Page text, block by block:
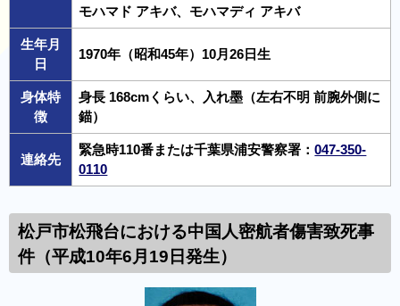
モハマド アキバ、モハマディ アキバ
生年月
日
1970年（昭和45年）10月26日生
身体特
徴
身長 168cmくらい、入れ墨（左右不明 前腕外側に
錨）
連絡先
緊急時110番または千葉県浦安警察署：047-350-
0110
松戸市松飛台における中国人密航者傷害致死事
件（平成10年6月19日発生）